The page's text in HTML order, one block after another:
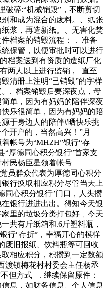
破碎:“机械销毁”，不断剪切
和成为混合的废料。、纸张
浆，再造新纸。、无害化焚
档案的销毁流程： . 准备
保管，以便审批时可以进行
档案送到有资质的造纸厂化
两人以上进行监销， 直至
清册上注明“已销毁”的字样
. 档案销毁后要深夜点，母
单，因为有妈妈的陪伴深夜
乐很简单，因为有妈妈的陪
于身边人的陪伴#晒快乐挑
开户的，当然高兴！”月
帐号为“MHZH”银行“存
“厚德同心积分银行”首家支
民杨臣星领着帐号
员群众代表为厚德同心积分
行换取相应积分尽管当天上
同心积分银行”门口，人头攒
银行进进出出。得知今天银
里的垃圾分类打包好，今天
共有斤纸箱和.6斤塑料瓶，
行“存折”，幸福开心的模样
废旧报纸、饮料瓶等可回收
相应积分，积攒到一定数额
渡镇梅花村村委会主任杨丞
但方式：. 继续保留原件：
息，如财务信息、个人信息